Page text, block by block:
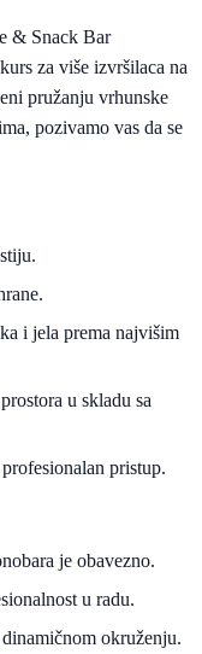
& Snack Bar
za više izvršilaca na
pružanju vrhunske
pozivamo vas da se
i jela prema najvišim
u skladu sa
pristup.
je obavezno.
u radu.
okruženju.